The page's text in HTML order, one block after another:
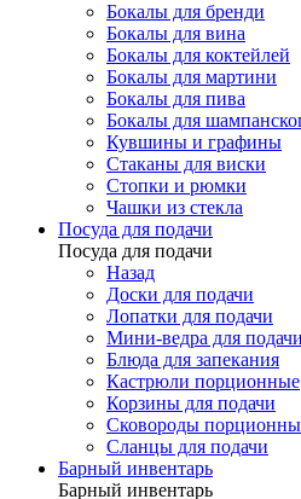
Бокалы для бренди
Бокалы для вина
Бокалы для коктейлей
Бокалы для мартини
Бокалы для пива
Бокалы для
Кувшины и графины
Стаканы для виски
Стопки и рюмки
Чашки из стекла
Посуда для подачи
Посуда для подачи
Назад
Доски для подачи
Лопатки для подачи
Мини-ведра для подачи
Блюда для запекания
Кастрюли порционные
Корзины для подачи
Сковороды
Сланцы для подачи
Барный инвентарь
Барный инвентарь